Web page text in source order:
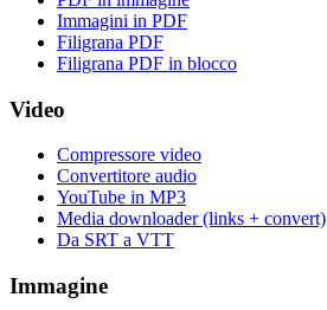
Immagini in PDF
Filigrana PDF
Filigrana PDF in blocco
Video
Compressore video
Convertitore audio
YouTube in MP3
Media downloader (links + convert)
Da SRT a VTT
Immagine